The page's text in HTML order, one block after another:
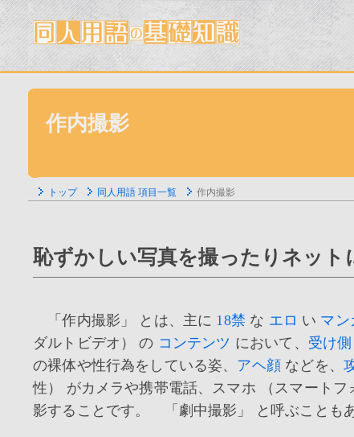
作内撮影
トップ 同人用語 項目一覧 作内撮影
恥ずかしい写真を撮ったりネット
「作内撮影」 とは、主に 18禁 な エロ い マン
ダルトビデオ） の コンテンツ において、 受け側
の裸体や性行為をしている姿、 アヘ顔 などを、
性） がカメラや携帯電話、スマホ （スマートフ
影することです。 「劇中撮影」 と呼ぶこともあ